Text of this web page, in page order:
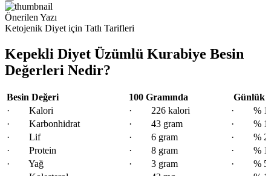
Önerilen Yazı
Ketojenik Diyet için Tatlı Tarifleri
Kepekli Diyet Üzümlü Kurabiye Besin
Değerleri Nedir?
Besin Değeri 100 Gramında
Günlük
· Kalori
· 226 kalori
· %
· Karbonhidrat
· 43 gram
· %
· Lif
· 6 gram
· %
· Protein
· 8 gram
· %
· Yağ
· 3 gram
· %